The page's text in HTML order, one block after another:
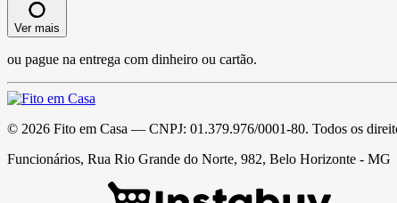
Ver mais
ou pague na entrega com dinheiro ou cartão.
© 2026 Fito em Casa — CNPJ: 01.379.976/0001-80. Todos os
Funcionários, Rua Rio Grande do Norte, 982, Belo Horizonte - MG